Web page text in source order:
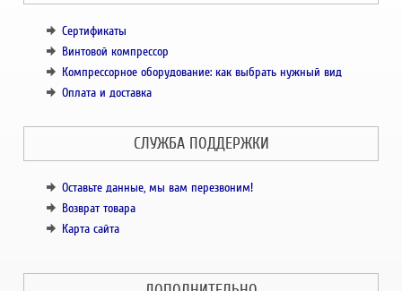
Сертификаты
Винтовой компрессор
Компрессорное оборудование: как выбрать нужный вид
Оплата и доставка
СЛУЖБА ПОДДЕРЖКИ
Оставьте данные, мы вам перезвоним!
Возврат товара
Карта сайта